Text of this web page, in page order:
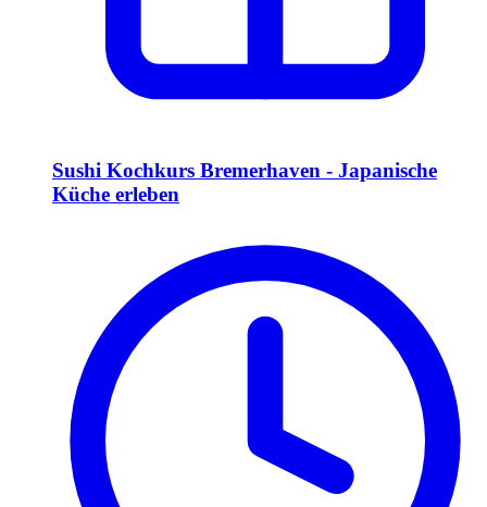
Sushi Kochkurs Bremerhaven - Japanische
Küche erleben